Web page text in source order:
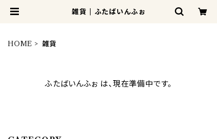
雑貨 | ふたばいんふぉ
HOME 雑貨
ふたばいんふぉ は、現在準備中です。